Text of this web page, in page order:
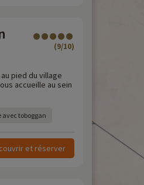
(9/10)
pied du village
accueille au sein
toboggan
et réserver